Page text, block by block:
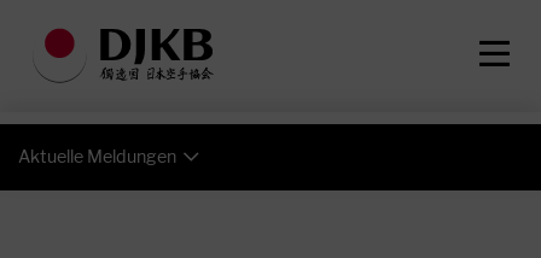
Aktuelle Meldungen